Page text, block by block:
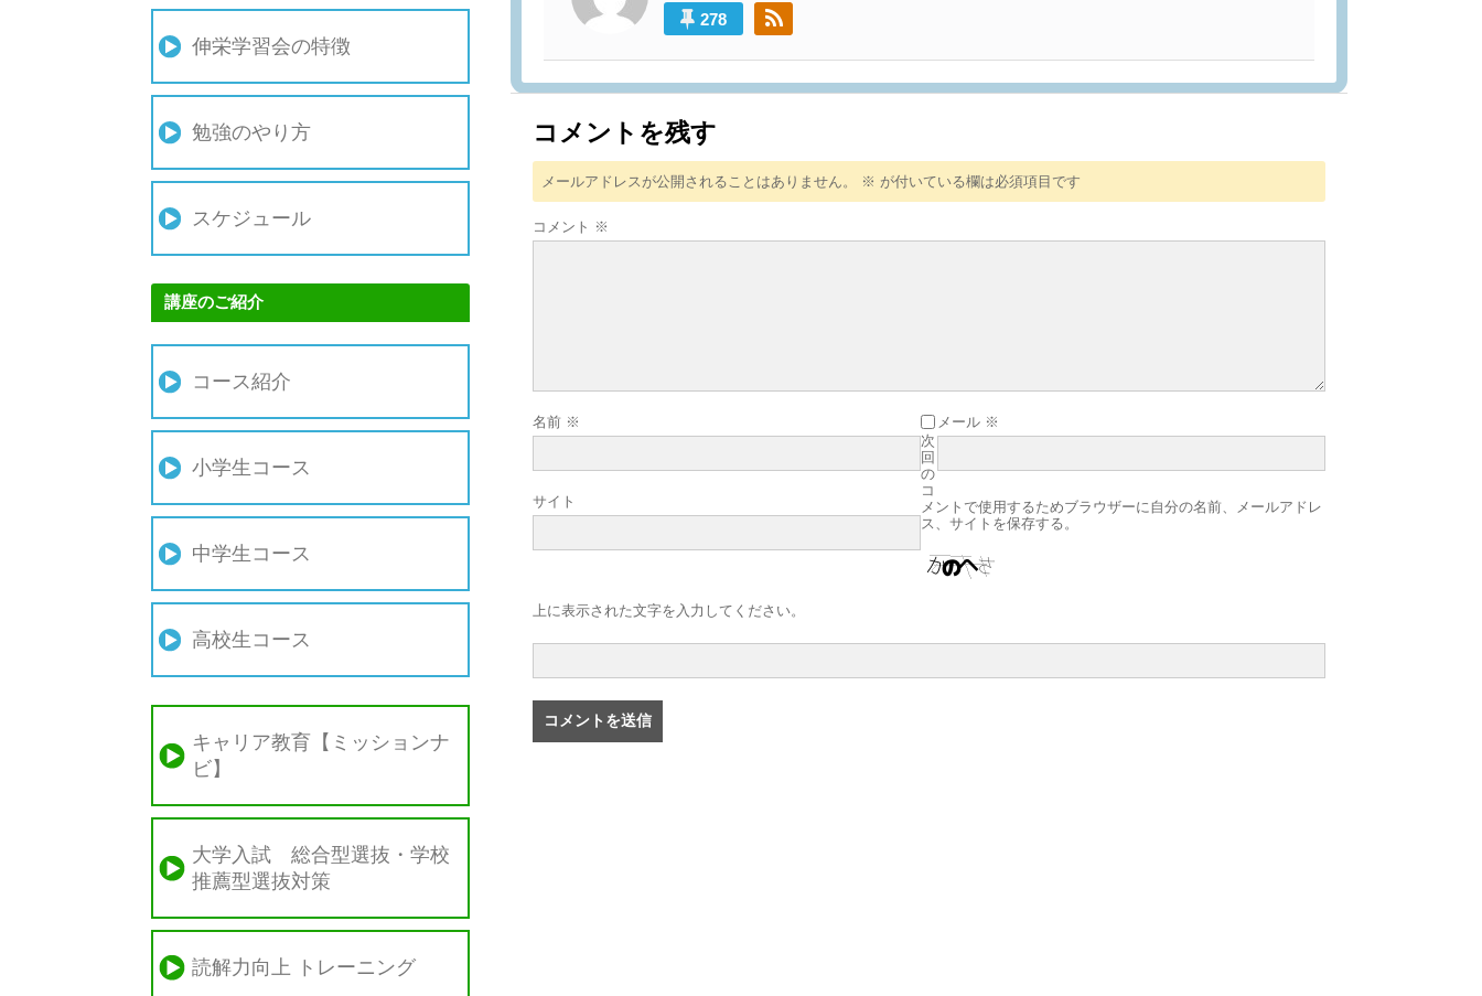
278
コメントを残す
メールアドレスが公開されることはありません。 ※ が付いている欄は必須項目です
コメント ※
名前 ※ メール ※
サイト
次
回
の
コ
メントで使用するためブラウザーに自分の名前、メールアドレ
ス、サイトを保存する。
上に表示された文字を入力してください。
伸栄学習会の特徴
勉強のやり方
スケジュール
講座のご紹介
コース紹介
小学生コース
中学生コース
高校生コース
キャリア教育【ミッションナ
ビ】
大学入試 総合型選抜・学校
推薦型選抜対策
読解力向上 トレーニング